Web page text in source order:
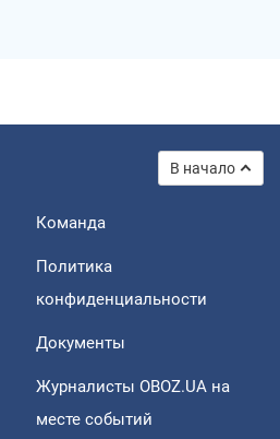
В начало
Команда
Политика
конфиденциальности
Документы
Журналисты OBOZ.UA на
месте событий